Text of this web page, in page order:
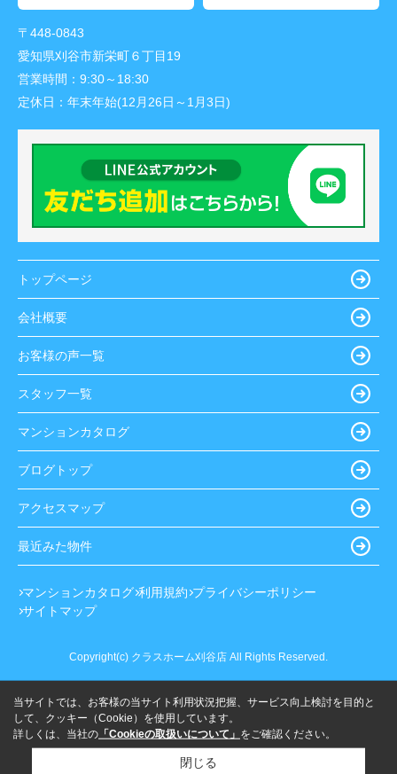
〒448-0843
愛知県刈谷市新栄町６丁目19
営業時間： 9:30～18:30
定休日： 年末年始(12月26日～1月3日)
トップページ
会社概要
お客様の声一覧
スタッフ一覧
マンションカタログ
ブログトップ
アクセスマップ
最近みた物件
マンションカタログ 利用規約 プライバシーポリシー
サイトマップ
Copyright(c) クラスホーム刈谷店 All Rights Reserved.
当サイトでは、お客様の当サイト利用状況把握、サービス向上検討を目的と
して、クッキー（Cookie）を使用しています。
詳しくは、当社の 「Cookieの取扱いについて」 をご確認ください。
閉じる